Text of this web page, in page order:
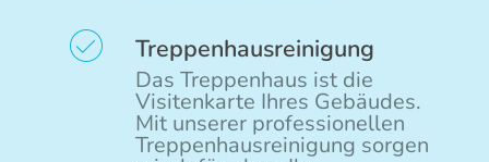
Treppenhausreinigung
Das Treppenhaus ist die
Visitenkarte Ihres Gebäudes.
Mit unserer professionellen
Treppenhausreinigung sorgen